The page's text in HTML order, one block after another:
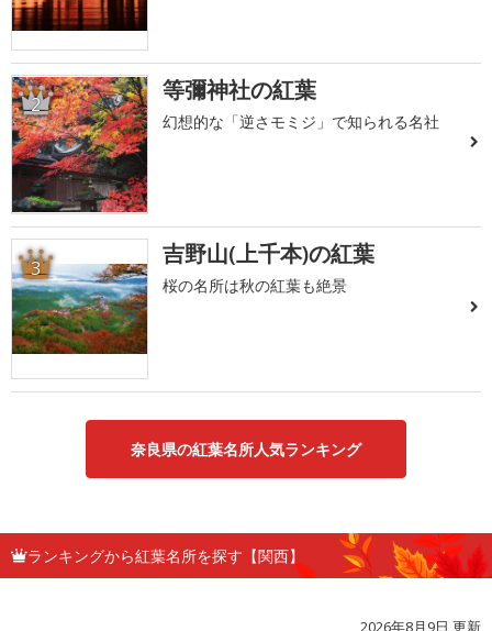
2 等彌神社の紅葉
幻想的な「逆さモミジ」で知られる名社
3 吉野山(上千本)の紅葉
桜の名所は秋の紅葉も絶景
奈良県の紅葉名所人気ランキング
ランキングから紅葉名所を探す【関西】
2026年8月9日 更新